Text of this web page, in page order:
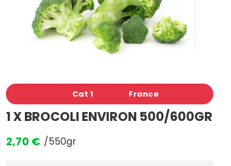
Cat 1 France
1 X BROCOLI ENVIRON 500/600GR
2,70 € /550gr